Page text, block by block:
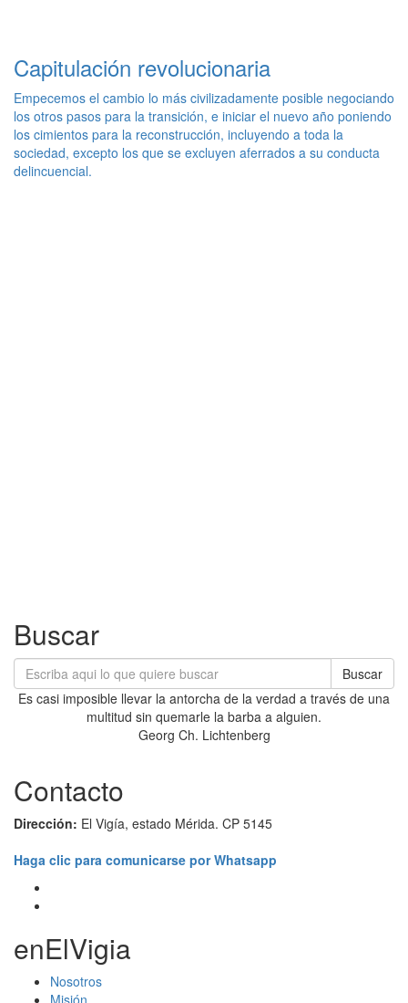
Capitulación revolucionaria
Empecemos el cambio lo más civilizadamente posible negociando
los otros pasos para la transición, e iniciar el nuevo año poniendo
los cimientos para la reconstrucción, incluyendo a toda la
sociedad, excepto los que se excluyen aferrados a su conducta
delincuencial.
Buscar
Buscar
Es casi imposible llevar la antorcha de la verdad a través de una
multitud sin quemarle la barba a alguien.
Georg Ch. Lichtenberg
Contacto
Dirección: El Vigía, estado Mérida. CP 5145
Haga clic para comunicarse por Whatsapp
enElVigia
Nosotros